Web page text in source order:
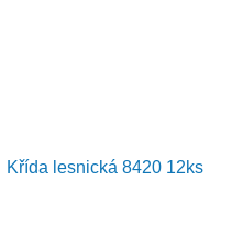
Křída lesnická 8420 12ks